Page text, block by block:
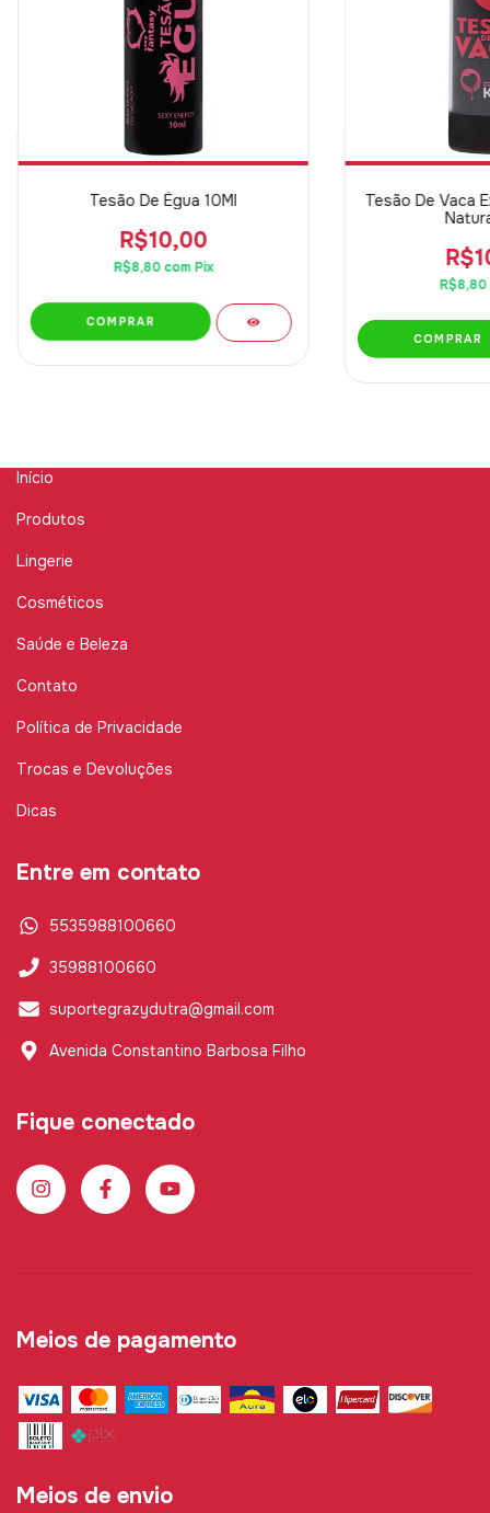
Tesão De Égua 10Ml
R$10,00
R$8,80com Pix
Tesão De Vaca
R$8,80
Início
Produtos
Lingerie
Cosméticos
Saúde e Beleza
Contato
Política de Privacidade
Trocas e Devoluções
Dicas
Entre em contato
5535988100660
35988100660
suportegrazydutra@gmail.com
Avenida Constantino Barbosa Filho
Fique conectado
Meios de pagamento
Meios de envio